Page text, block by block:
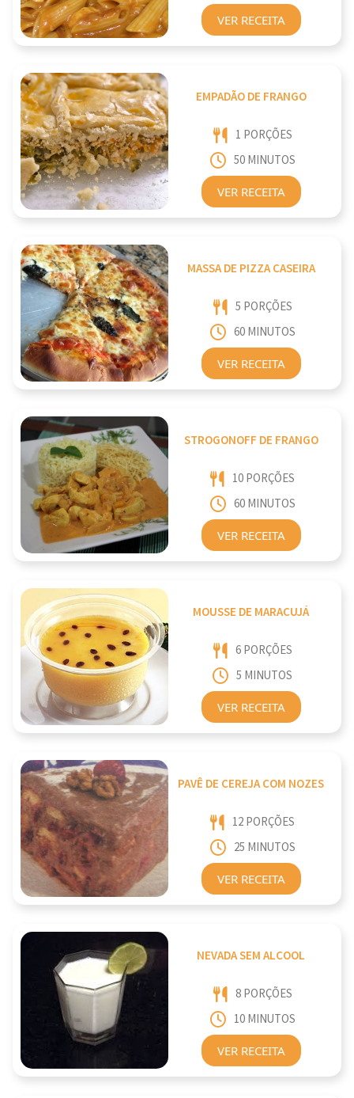
VER RECEITA
EMPADÃO DE FRANGO
1 PORÇÕES
50 MINUTOS
VER RECEITA
MASSA DE PIZZA CASEIRA
5 PORÇÕES
60 MINUTOS
VER RECEITA
STROGONOFF DE FRANGO
10 PORÇÕES
60 MINUTOS
VER RECEITA
MOUSSE DE MARACUJÁ
6 PORÇÕES
5 MINUTOS
VER RECEITA
PAVÊ DE CEREJA COM NOZES
12 PORÇÕES
25 MINUTOS
VER RECEITA
NEVADA SEM ALCOOL
8 PORÇÕES
10 MINUTOS
VER RECEITA